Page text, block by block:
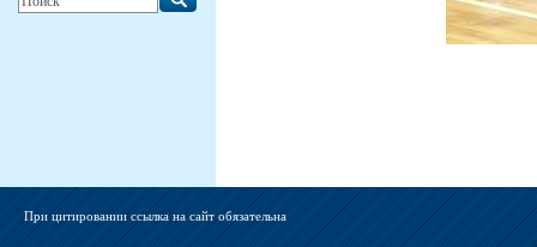
При цитировании ссылка на сайт обязательна